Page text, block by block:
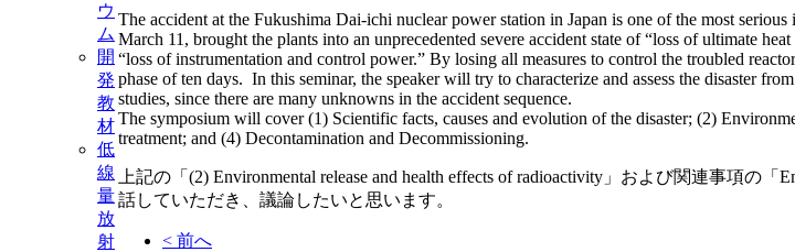
ウ
ム
開
発
教
材
低
線
量
放
射
The accident at the Fukushima Dai-ichi nuclear power station in Japan is one of the most
March 11, brought the plants into an unprecedented severe accident state of “loss of ultimate
“loss of instrumentation and control power.” By losing all measures to control the troubled
phase of ten days. In this seminar, the speaker will try to characterize and assess the disaster
studies, since there are many unknowns in the accident sequence.
The symposium will cover (1) Scientific facts, causes and evolution of the disaster; (2)
treatment; and (4) Decontamination and Decommissioning.
上記の「(2) Environmental release and health effects of radioactivity」および関連事項の
話していただき、議論したいと思います。
< 前へ